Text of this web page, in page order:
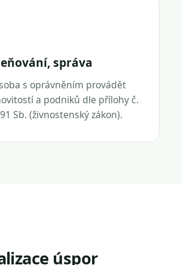
správa
s oprávněním provádět
a podniků dle přílohy č.
Sb. (živnostenský zákon).
úspor